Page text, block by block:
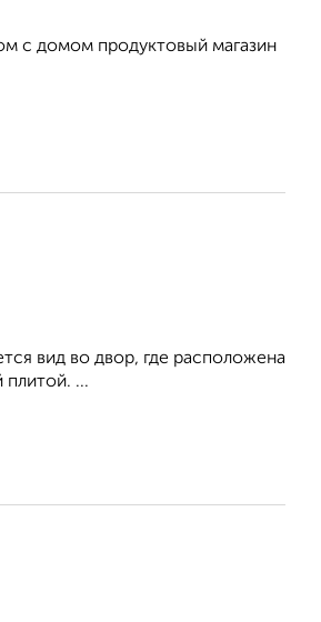
с домом продуктовый магазин
вид во двор, где расположена
...